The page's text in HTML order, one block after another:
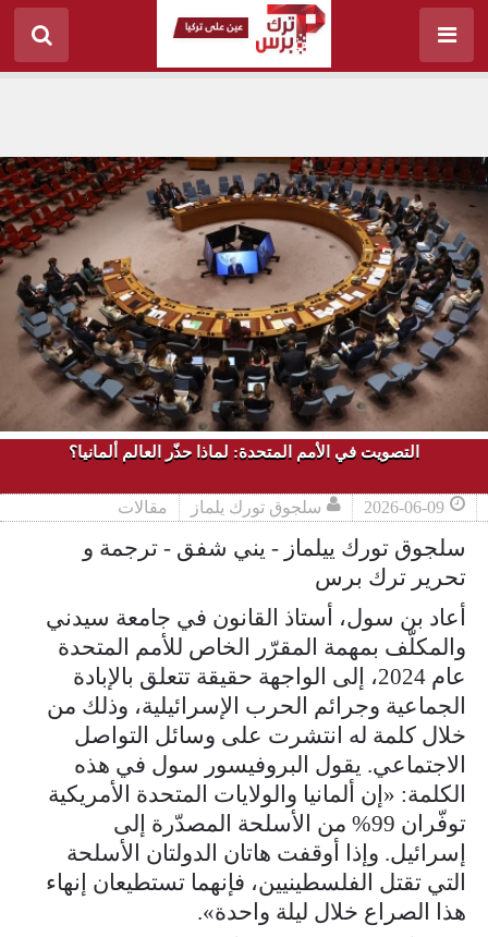
التصويت في الأمم المتحدة: لماذا حذّر العالم ألمانيا؟
2026-06-09 سلجوق تورك يلماز مقالات
سلجوق تورك ييلماز - يني شفق - ترجمة و
تحرير ترك برس
أعاد بن سول، أستاذ القانون في جامعة سيدني
والمكلّف بمهمة المقرّر الخاص للأمم المتحدة
عام 2024، إلى الواجهة حقيقة تتعلق بالإبادة
الجماعية وجرائم الحرب الإسرائيلية، وذلك من
خلال كلمة له انتشرت على وسائل التواصل
الاجتماعي. يقول البروفيسور سول في هذه
الكلمة: «إن ألمانيا والولايات المتحدة الأمريكية
توفّران 99% من الأسلحة المصدّرة إلى
إسرائيل. وإذا أوقفت هاتان الدولتان الأسلحة
التي تقتل الفلسطينيين، فإنهما تستطيعان إنهاء
هذا الصراع خلال ليلة واحدة».